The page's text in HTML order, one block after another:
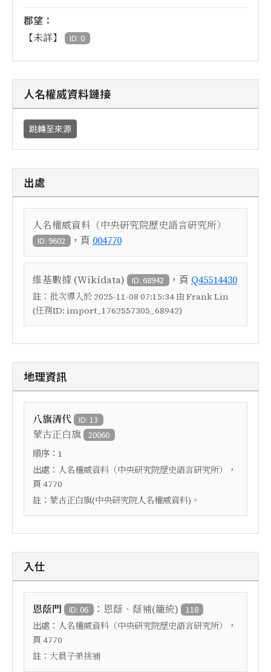
郡望：
【未詳】 ID: 0
人名權威資料鏈接
跳轉至來源
出處
人名權威資料（中央研究院歷史語言研究所）
ID: 9602 ，頁 004770
維基數據 (Wikidata) ID: 68942 ，頁 Q45514430
註： 批次導入於 2025-11-08 07:15:34 由 Frank Lin
(任務ID: import_1762557305_68942)
地理資訊
八旗清代 ID: 13
蒙古正白旗 20060
順序： 1
出處： 人名權威資料（中央研究院歷史語言研究所）
，
頁 4770
註： 蒙古正白旗(中央研究院人名權威資料)。
入仕
恩蔭門 ID: 06 ： 恩蔭、蔭補(籠統) 118
出處： 人名權威資料（中央研究院歷史語言研究所）
，
頁 4770
註： 大員子弟挑補